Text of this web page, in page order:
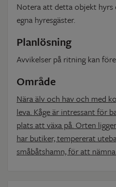
Notera att detta objekt hyrs
egna hyresgäster.
Planlösning
Avvikelser på ritning kan
Område
Nära älv och hav och med
leva. Kåge är intressant för
plats att växa på. Orten
har butiker, tempererat
småbåtshamn, för att